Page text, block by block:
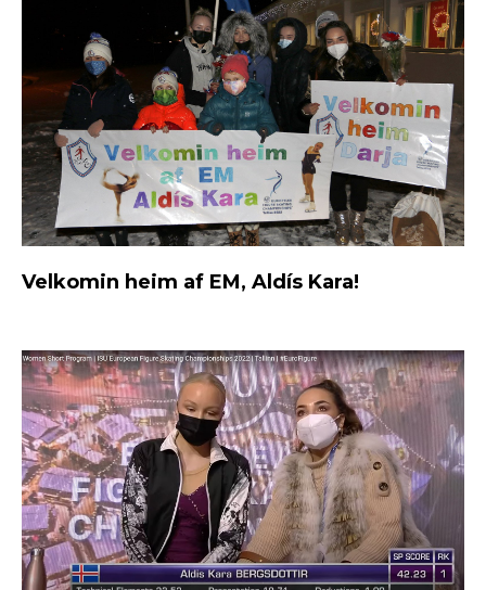
Velkomin heim af EM, Aldís Kara!